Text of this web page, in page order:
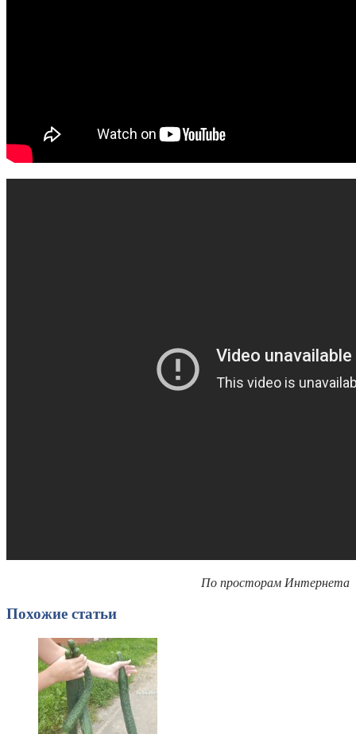
По просторам Интернета
Похожие статьи